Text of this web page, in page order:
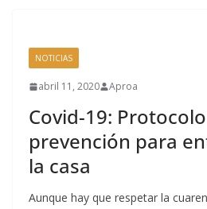
NOTICIAS
abril 11, 2020 Aproa
Covid-19:
prevención para
la casa
Aunque hay que respetar la